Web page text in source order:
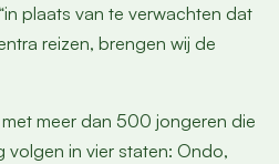
plaats van te verwachten dat
reizen, brengen wij de
meer dan 500 jongeren die
volgen in vier staten: Ondo,